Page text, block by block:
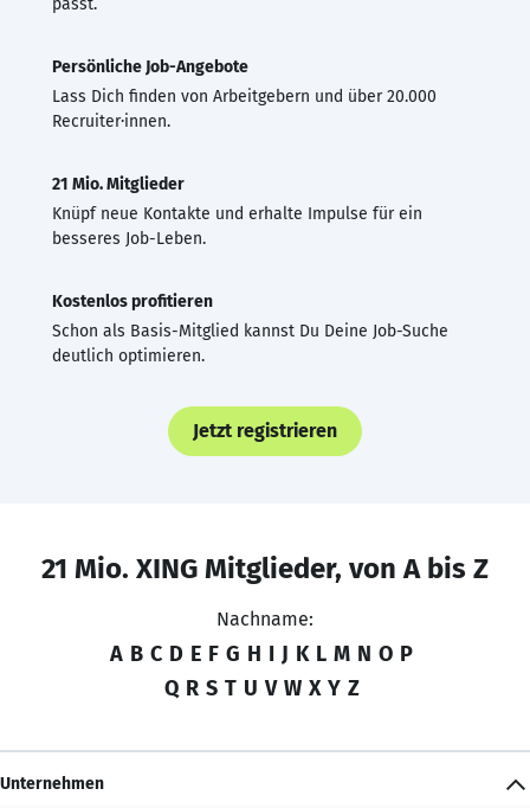
Persönliche Job-Angebote
Lass Dich finden von Arbeitgebern und über 20.000
Recruiter·innen.
21 Mio. Mitglieder
Knüpf neue Kontakte und erhalte Impulse für ein
besseres Job-Leben.
Kostenlos profitieren
Schon als Basis-Mitglied kannst Du Deine Job-Suche
deutlich optimieren.
Jetzt registrieren
21 Mio. XING Mitglieder, von A bis Z
Nachname:
A B C D E F G H I J K L M N O P
Q R S T U V W X Y Z
Unternehmen